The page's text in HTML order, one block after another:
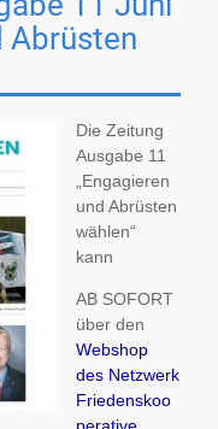
Abrüsten
Die Zeitung
Ausgabe 11
„Engagieren
und Abrüsten
wählen“
kann
AB SOFORT
über den
Webshop
des Netzwerk
Friedenskoo
perative